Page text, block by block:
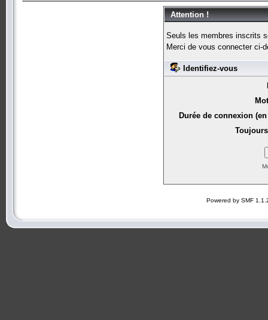
Attention !
Seuls les membres inscrits
Merci de vous connecter ci-
Identifiez-vous
Durée de connexion
Powered by SMF